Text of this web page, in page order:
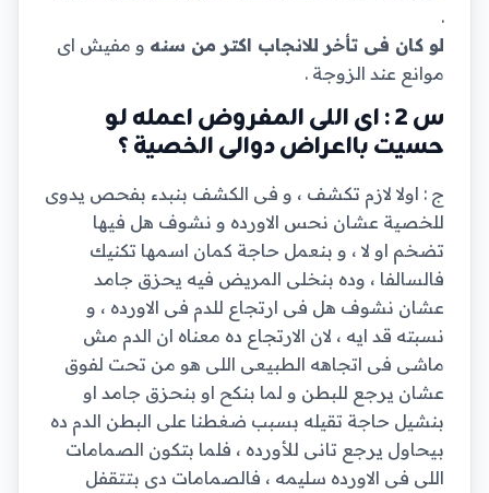
.
لو كان فى تأخر للانجاب اكتر من سنه و مفيش اى
موانع عند الزوجة .
س 2 : اى اللى المفروض اعمله لو
حسيت بااعراض دوالى الخصية ؟
ج : اولا لازم تكشف ، و فى الكشف بنبدء بفحص يدوى
للخصية عشان نحس الاورده و نشوف هل فيها
تضخم او لا ، و بنعمل حاجة كمان اسمها تكنيك
فالسالفا ، وده بنخلى المريض فيه يحزق جامد
عشان نشوف هل فى ارتجاع للدم فى الاورده ، و
نسبته قد ايه ، لان الارتجاع ده معناه ان الدم مش
ماشى فى اتجاهه الطبيعى اللى هو من تحت لفوق
عشان يرجع للبطن و لما بنكح او بنحزق جامد او
بنشيل حاجة تقيله بسبب ضغطنا على البطن الدم ده
بيحاول يرجع تانى للأورده ، فلما بتكون الصمامات
اللى فى الاورده سليمه ، فالصمامات دى بتتقفل